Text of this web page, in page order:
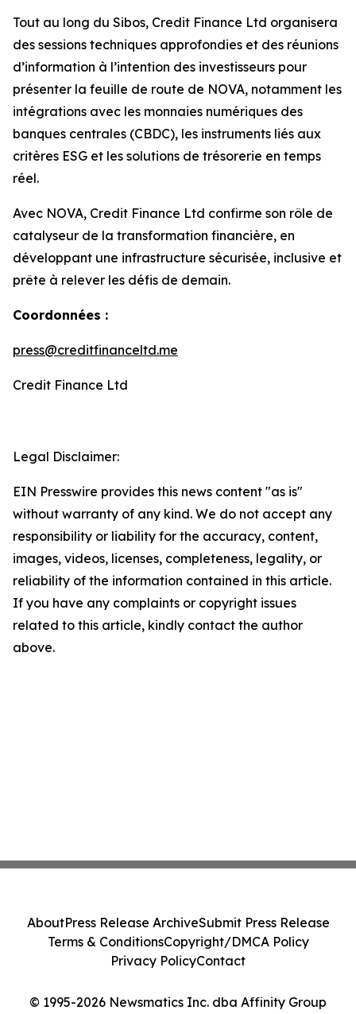
Tout au long du Sibos, Credit Finance Ltd organisera
des sessions techniques approfondies et des réunions
d’information à l’intention des investisseurs pour
présenter la feuille de route de NOVA, notamment les
intégrations avec les monnaies numériques des
banques centrales (CBDC), les instruments liés aux
critères ESG et les solutions de trésorerie en temps
réel.
Avec NOVA, Credit Finance Ltd confirme son rôle de
catalyseur de la transformation financière, en
développant une infrastructure sécurisée, inclusive et
prête à relever les défis de demain.
Coordonnées :
press@creditfinanceltd.me
Credit Finance Ltd
Legal Disclaimer:
EIN Presswire provides this news content "as is"
without warranty of any kind. We do not accept any
responsibility or liability for the accuracy, content,
images, videos, licenses, completeness, legality, or
reliability of the information contained in this article.
If you have any complaints or copyright issues
related to this article, kindly contact the author
above.
© 1995-2026 Newsmatics Inc. dba Affinity Group
AboutPress Release ArchiveSubmit Press Release
Terms & ConditionsCopyright/DMCA Policy
Privacy PolicyContact